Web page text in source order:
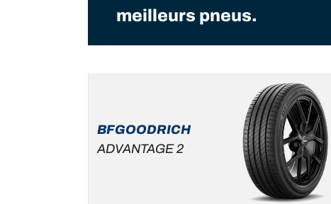
meilleurs pneus.
BFGOODRICH
ADVANTAGE 2